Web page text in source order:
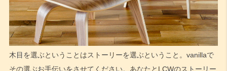
木目を選ぶということはストーリーを選ぶということ。vanillaで
その選ぶお手伝いをさせてください。あなたとLCWのストーリー